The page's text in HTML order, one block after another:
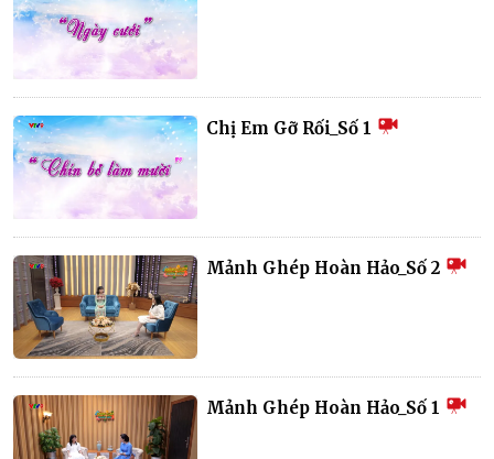
Chị Em Gỡ Rối_Số 1
Mảnh Ghép Hoàn Hảo_Số 2
Mảnh Ghép Hoàn Hảo_Số 1